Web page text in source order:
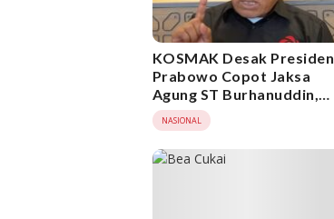
KOSMAK Desak Presiden
Prabowo Copot Jaksa
Agung ST Burhanuddin,
Minta KPK Ambil Alih
Kasus Febrie Adriansyah
NASIONAL